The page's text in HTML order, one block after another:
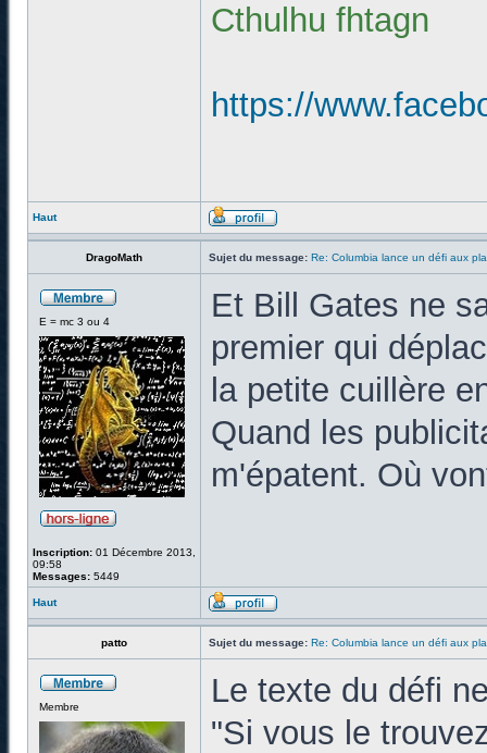
Cthulhu fhtagn
https://
Haut
DragoMath Sujet du message: Re: Columbia lance un défi aux
E = mc 3 ou 4
Inscription: 01 Décembre 2013,
09:58
Messages: 5449
Et Bill Gates ne
premier qui
la petite cuillère
Quand les
m'épatent. Où
Haut
patto Sujet du message: Re: Columbia lance un défi aux
Membre
Le texte du défi
"Si vous le